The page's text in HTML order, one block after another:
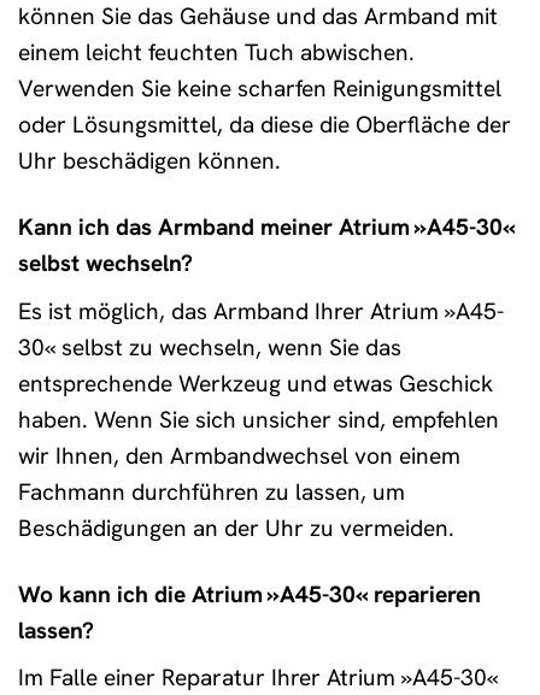
können Sie das Gehäuse und das Armband mit
einem leicht feuchten Tuch abwischen.
Verwenden Sie keine scharfen Reinigungsmittel
oder Lösungsmittel, da diese die Oberfläche der
Uhr beschädigen können.
Kann ich das Armband meiner Atrium »A45-30«
selbst wechseln?
Es ist möglich, das Armband Ihrer Atrium »A45-
30« selbst zu wechseln, wenn Sie das
entsprechende Werkzeug und etwas Geschick
haben. Wenn Sie sich unsicher sind, empfehlen
wir Ihnen, den Armbandwechsel von einem
Fachmann durchführen zu lassen, um
Beschädigungen an der Uhr zu vermeiden.
Wo kann ich die Atrium »A45-30« reparieren
lassen?
Im Falle einer Reparatur Ihrer Atrium »A45-30«